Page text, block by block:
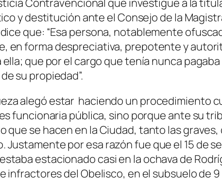
Contravencional que investigue a la
y destitución ante el Consejo de la
que: “Esa persona, notablemente
en forma despreciativa, prepotente y
que por el cargo que tenía nunca
su propiedad”.
alegó estar haciendo un procedimiento
funcionaria pública, sino porque ante su
se hacen en la Ciudad, tanto las
Justamente por esa razón fue que el 15 de
estacionado casi en la ochava de
infractores del Obelisco, en el subsuelo de